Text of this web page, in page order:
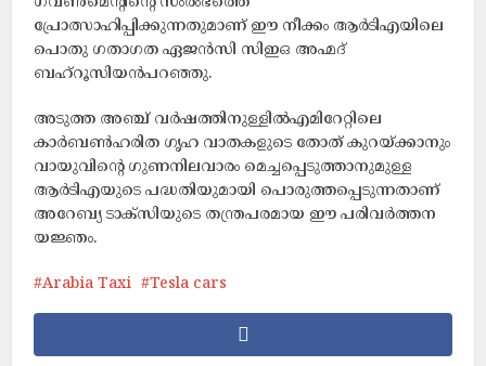
പ്രോത്സാഹിപ്പിക്കുന്നതുമാണ് ഈ നീക്കം ആര്‍ടിഎയിലെ
പൊതു ഗതാഗത ഏജന്‍സി സിഇഒ അഹ്മദ്
ബഹ്‌റൂസിയന്‍പറഞ്ഞു.
അടുത്ത അഞ്ച് വര്‍ഷത്തിനുള്ളില്‍എമിറേറ്റിലെ
കാര്‍ബണ്‍ഹരിത ഗൃഹ വാതകളുടെ തോത് കുറയ്ക്കാനും
വായുവിന്റെ ഗുണനിലവാരം മെച്ചപ്പെടുത്താനുമുള്ള
ആര്‍ടിഎയുടെ പദ്ധതിയുമായി പൊരുത്തപ്പെടുന്നതാണ്
അറേബ്യ ടാക്‌സിയുടെ തന്ത്രപരമായ ഈ പരിവര്‍ത്തന
യജ്ഞം.
Arabia Taxi Tesla cars